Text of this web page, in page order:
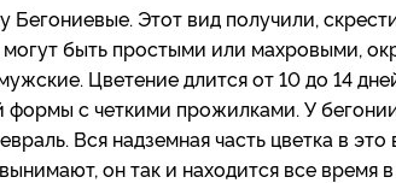
Бегониевые. Этот вид получили,
быть простыми или махровыми,
Цветение длится от 10 до 14
формы с четкими прожилками. У
Вся надземная часть цветка в
он так и находится все время